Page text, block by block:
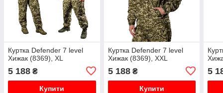
Куртка Defender 7 level
Хижак (8369), XL
5 188 ₴
Купити
Куртка Defender 7 level
Хижак (8369), XXL
5 188₴
Купити
5